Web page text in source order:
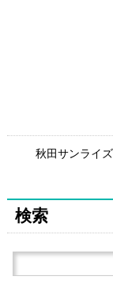
秋田サンライ
検索